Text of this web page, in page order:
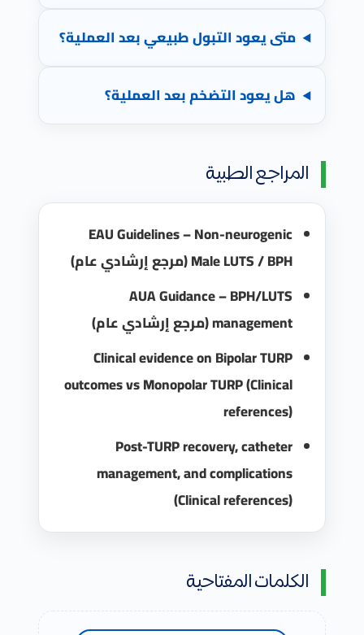
متى يعود التبول طبيعي بعد العملية؟
هل يعود التضخم بعد العملية؟
المراجع الطبية
EAU Guidelines – Non-neurogenic
Male LUTS / BPH (مرجع إرشادي عام)
AUA Guidance – BPH/LUTS
management (مرجع إرشادي عام)
Clinical evidence on Bipolar TURP
outcomes vs Monopolar TURP (Clinical
references)
Post-TURP recovery, catheter
management, and complications
(Clinical references)
الكلمات المفتاحية